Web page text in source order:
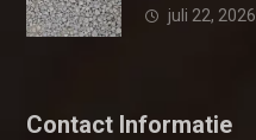
juli 22, 2026
Contact Informatie